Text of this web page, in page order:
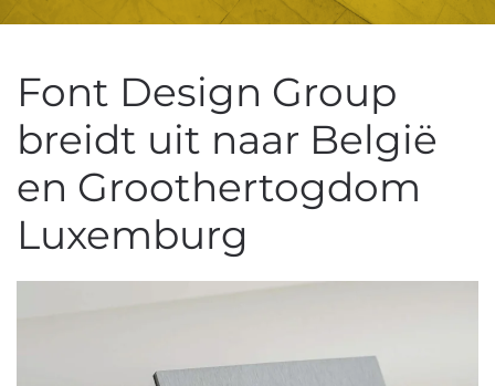
Font Design Group
breidt uit naar België
en Groothertogdom
Luxemburg